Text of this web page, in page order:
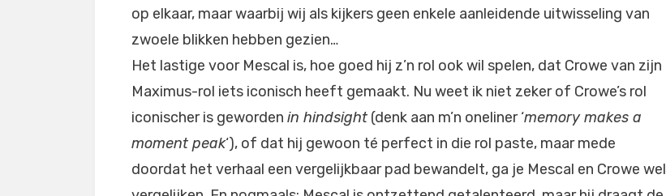
op elkaar, maar waarbij wij als kijkers geen enkele aanleidende uitwisseling van
zwoele blikken hebben gezien…
Het lastige voor Mescal is, hoe goed hij z’n rol ook wil spelen, dat Crowe van zijn
Maximus-rol iets iconisch heeft gemaakt. Nu weet ik niet zeker of Crowe’s rol
iconischer is geworden in hindsight (denk aan m’n oneliner ‘memory makes a
moment peak‘), of dat hij gewoon té perfect in die rol paste, maar mede
doordat het verhaal een vergelijkbaar pad bewandelt, ga je Mescal en Crowe wel